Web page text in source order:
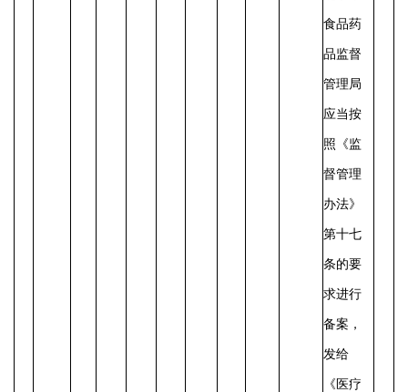
食品药
品监督
管理局
应当按
照《监
督管理
办法》
第十七
条的要
求进行
备案，
发给
《医疗